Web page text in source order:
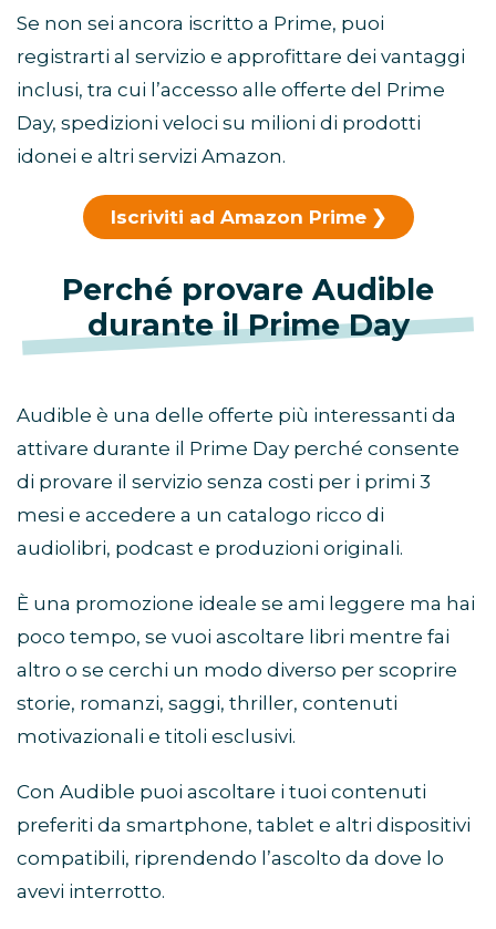
Se non sei ancora iscritto a Prime, puoi
registrarti al servizio e approfittare dei vantaggi
inclusi, tra cui l’accesso alle offerte del Prime
Day, spedizioni veloci su milioni di prodotti
idonei e altri servizi Amazon.
Iscriviti ad Amazon Prime
Perché provare Audible
durante il Prime Day
Audible è una delle offerte più interessanti da
attivare durante il Prime Day perché consente
di provare il servizio senza costi per i primi 3
mesi e accedere a un catalogo ricco di
audiolibri, podcast e produzioni originali.
È una promozione ideale se ami leggere ma hai
poco tempo, se vuoi ascoltare libri mentre fai
altro o se cerchi un modo diverso per scoprire
storie, romanzi, saggi, thriller, contenuti
motivazionali e titoli esclusivi.
Con Audible puoi ascoltare i tuoi contenuti
preferiti da smartphone, tablet e altri dispositivi
compatibili, riprendendo l’ascolto da dove lo
avevi interrotto.